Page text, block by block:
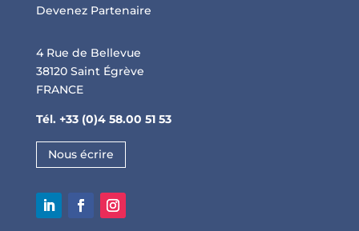
Devenez Partenaire
4 Rue de Bellevue
38120 Saint Égrève
FRANCE
Tél. +33 (0)4 58.00 51 53
Nous écrire